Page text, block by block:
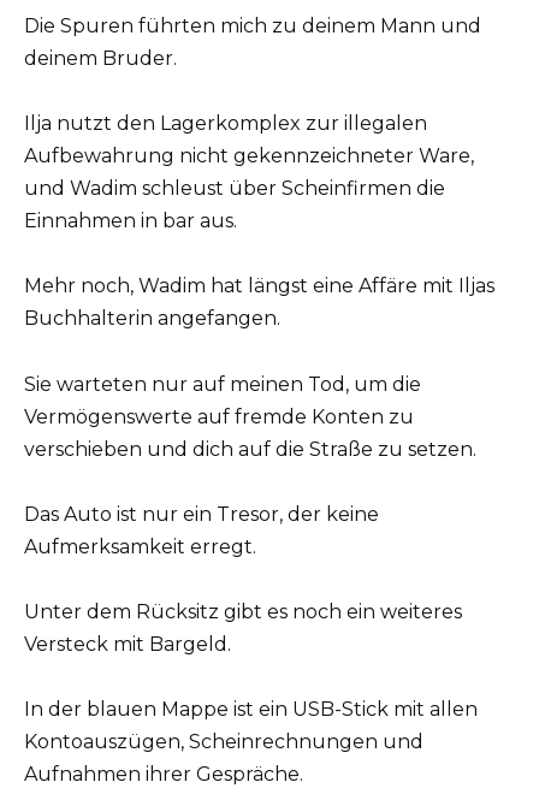
Die Spuren führten mich zu deinem Mann und
deinem Bruder.
Ilja nutzt den Lagerkomplex zur illegalen
Aufbewahrung nicht gekennzeichneter Ware,
und Wadim schleust über Scheinfirmen die
Einnahmen in bar aus.
Mehr noch, Wadim hat längst eine Affäre mit Iljas
Buchhalterin angefangen.
Sie warteten nur auf meinen Tod, um die
Vermögenswerte auf fremde Konten zu
verschieben und dich auf die Straße zu setzen.
Das Auto ist nur ein Tresor, der keine
Aufmerksamkeit erregt.
Unter dem Rücksitz gibt es noch ein weiteres
Versteck mit Bargeld.
In der blauen Mappe ist ein USB-Stick mit allen
Kontoauszügen, Scheinrechnungen und
Aufnahmen ihrer Gespräche.